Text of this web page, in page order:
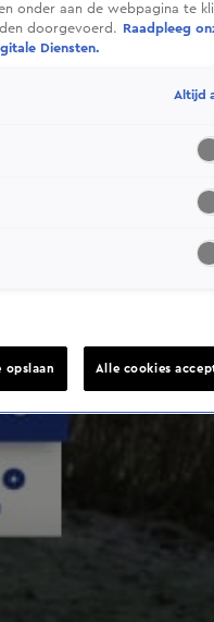
onder aan de webpagina te
doorgevoerd.
Raadpleeg
Diensten.
Altijd
opslaan Alle cookies